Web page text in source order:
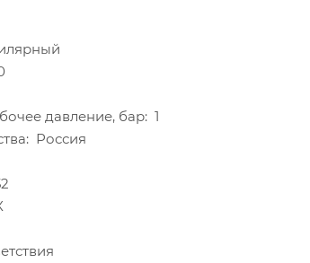
давление, бар: 1
Россия